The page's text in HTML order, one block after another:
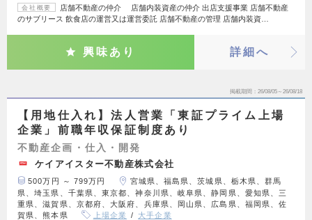
会社概要
店舗不動産の仲介 店舗内装資産の仲介 出店支援事業 店舗不動産
のサブリース 飲食店の運営又は運営委託 店舗不動産の管理 店舗内装資…
興味あり 詳細へ
掲載期間 26/08/05～26/08/18
【用地仕入れ】法人営業「東証プライム上場
企業」前職年収保証制度あり
不動産企画・仕入・開発
ケイアイスター不動産株式会社
500万円 ～ 799万円
宮城県、福島県、茨城県、栃木県、群馬
県、埼玉県、千葉県、東京都、神奈川県、岐阜県、静岡県、愛知県、三
重県、滋賀県、京都府、大阪府、兵庫県、岡山県、広島県、福岡県、佐
賀県、熊本県
上場企業 大手企業